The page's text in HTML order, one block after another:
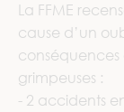
La FFME
cause d’un
conséquences
grimpeuses :
- 2 accidents